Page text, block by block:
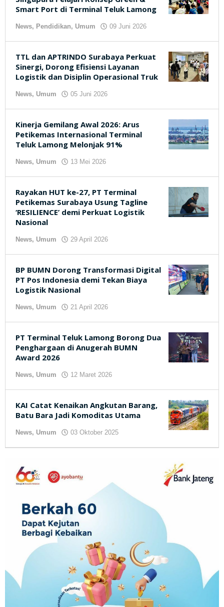
Smart Port di Terminal Teluk Lamong
News, Pendidikan, Umum 09 Juni 2026
TTL dan APTRINDO Surabaya Perkuat
Sinergi, Dorong Efisiensi Layanan
Logistik dan Disiplin Operasional Truk
News, Umum 05 Juni 2026
Kinerja Gemilang Awal 2026: Arus
Petikemas Internasional Terminal
Teluk Lamong Melonjak 91%
News, Umum 13 Mei 2026
Rayakan HUT ke-27, PT Terminal
Petikemas Surabaya Usung Tagline
‘RESILIENCE’ demi Perkuat Logistik
Nasional
News, Umum 29 April 2026
BP BUMN Dorong Transformasi Digital
PT Pos Indonesia demi Tekan Biaya
Logistik Nasional
News, Umum 21 April 2026
PT Terminal Teluk Lamong Borong Dua
Penghargaan di Anugerah BUMN
Award 2026
News, Umum 12 Maret 2026
KAI Catat Kenaikan Angkutan Barang,
Batu Bara Jadi Komoditas Utama
News, Umum 03 Oktober 2025